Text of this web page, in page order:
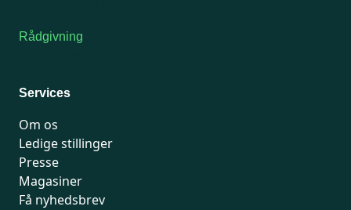
Rådgivning
Services
Om os
Ledige stillinger
Presse
Magasiner
Få nyhedsbrev